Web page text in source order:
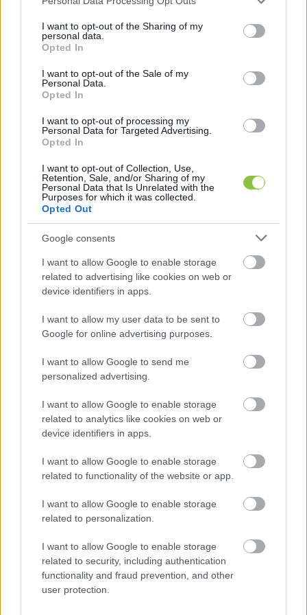
not limited to your visit or usage behaviour. You may click to
grant or deny consent to Google and its third-party tags to
use your data for below specified purposes in below Google
consent section.
I want to opt-out of the Sharing of my
personal data.
Opted In
I want to opt-out of the Sale of my
Personal Data.
Opted In
I want to opt-out of processing my
Personal Data for Targeted Advertising.
Opted In
I want to opt-out of Collection, Use,
Retention, Sale, and/or Sharing of my
Personal Data that Is Unrelated with the
Purposes for which it was collected.
Opted Out
Google consents
I want to allow Google to enable storage
related to advertising like cookies on web or
device identifiers in apps.
I want to allow my user data to be sent to
Google for online advertising purposes.
I want to allow Google to send me
personalized advertising.
I want to allow Google to enable storage
related to analytics like cookies on web or
device identifiers in apps.
I want to allow Google to enable storage
related to functionality of the website or app.
I want to allow Google to enable storage
related to personalization.
I want to allow Google to enable storage
related to security, including authentication
functionality and fraud prevention, and other
user protection.
Felhasználási területek
A nútféderes OSB lap sokoldalúan alkalmazható,
legyen szó beltéri vagy kültéri projektekről.
Könnyűszerkezetes épületek padló- és
falburkolataként különösen népszerű, mivel a
nútféderes illesztések erős kötést biztosítanak.
Ez a megoldás minimalizálja az illesztések
mozgását, így a burkolat tartósabbá válik, és
ellenáll a deformálódásnak.
Kültéri felhasználás esetén is kiváló választás
lehet, például teraszok alátámasztására vagy
kerti tárolók építésére. A részleges vízállóság és
a szilárd szerkezet biztosítja, hogy az anyag
Fontos azonban a megfelelő felületkezelés,
környezetben használjuk.
Milyen vastagságban érhető el?